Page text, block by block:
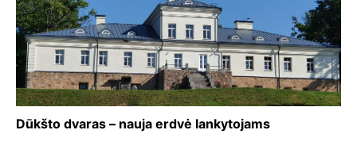
Dūkšto dvaras – nauja erdvė lankytojams